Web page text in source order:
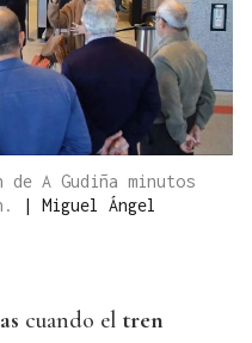
A Gudiña minutos
| Miguel Ángel
cuando el tren